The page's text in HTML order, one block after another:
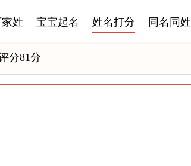
姓 宝宝起名 姓名打分 同名同姓
分81分